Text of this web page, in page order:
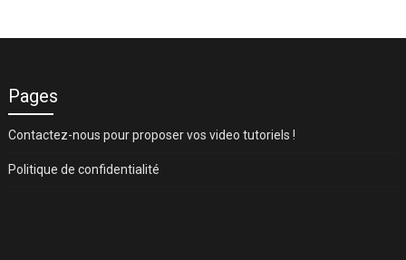
Pages
Contactez-nous pour proposer vos video tutoriels !
Politique de confidentialité